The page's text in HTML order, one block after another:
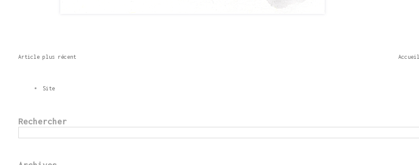
Article plus récent Accueil
Site
Rechercher